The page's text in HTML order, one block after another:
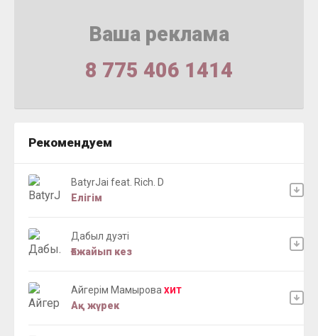
Ваша реклама
8 775 406 1414
Рекомендуем
BatyrJai feat. Rich. D
Елігім
Дабыл дуэті
Ғажайып кез
Айгерім Мамырова ХИТ
Ақ жүрек